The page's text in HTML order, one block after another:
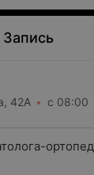
Запись
42А с 08:00